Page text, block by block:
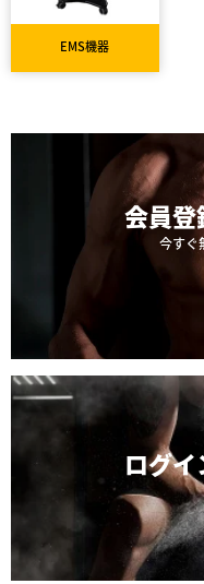
EMS機器
会員登
今すぐ
ログ